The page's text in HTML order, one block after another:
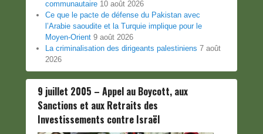
communautaire 10 août 2026
Ce que le pacte de défense du Pakistan avec
l’Arabie saoudite et la Turquie implique pour le
Moyen-Orient 9 août 2026
La criminalisation des dirigeants palestiniens 7 août
2026
9 juillet 2005 – Appel au Boycott, aux
Sanctions et aux Retraits des
Investissements contre Israël